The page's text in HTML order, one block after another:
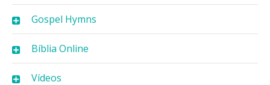
Gospel Hymns
Bíblia Online
Vídeos